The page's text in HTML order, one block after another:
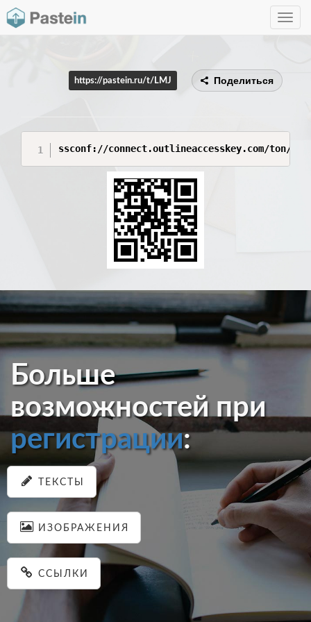
Toggle
https://pastein.ru/t/LMJ Поделиться
ssconf://connect.outlineaccesskey.com/ton/ru/
Больше
возможностей при
регистрации:
ТЕКСТЫ
ИЗОБРАЖЕНИЯ
ССЫЛКИ